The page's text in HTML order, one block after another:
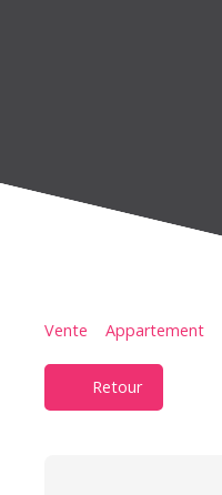
Vente Appartement
Retour